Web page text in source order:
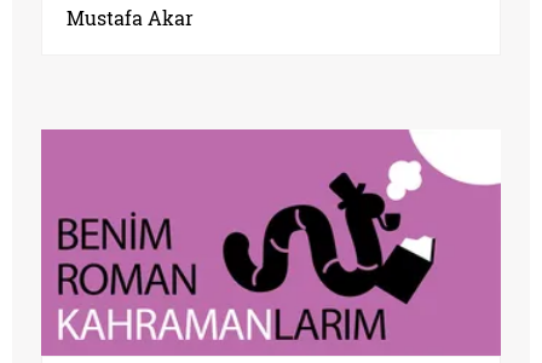
Mustafa Akar